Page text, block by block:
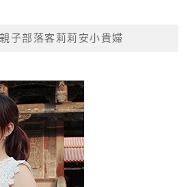
子部落客莉莉安小貴婦